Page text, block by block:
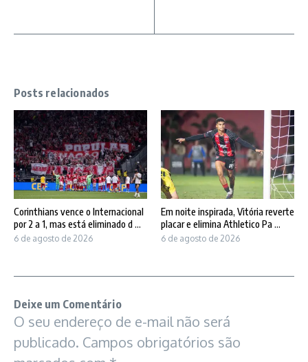
Posts relacionados
Corinthians vence o Internacional
por 2 a 1, mas está eliminado d ...
6 de agosto de 2026
Em noite inspirada, Vitória reverte
placar e elimina Athletico Pa ...
6 de agosto de 2026
Deixe um Comentário
O seu endereço de e-mail não será
publicado. Campos obrigatórios são